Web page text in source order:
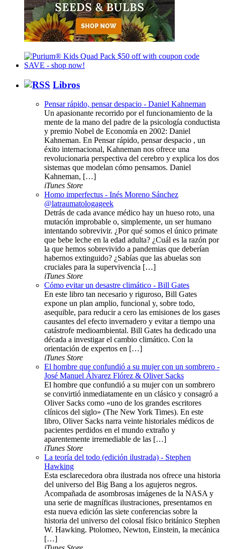
Libros
Pensar rápido, pensar despacio - Daniel Kahneman
Un apasionante recorrido por el funcionamiento de la
mente de la mano del padre de la psicología conductista
y premio Nobel de Economía en 2002: Daniel
Kahneman. En Pensar rápido, pensar despacio , un
éxito internacional, Kahneman nos ofrece una
revolucionaria perspectiva del cerebro y explica los dos
sistemas que modelan cómo pensamos. Daniel
Kahneman, […]
iTunes Store
Homo imperfectus - Inés Moreno Sánchez
@latraumatologageek
Detrás de cada avance médico hay un hueso roto, una
mutación improbable o, simplemente, un ser humano
intentando sobrevivir. ¿Por qué somos el único primate
que bebe leche en la edad adulta? ¿Cuál es la razón por
la que hemos sobrevivido a pandemias que deberían
habernos extinguido? ¿Sabías que las abuelas son
cruciales para la supervivencia […]
iTunes Store
Cómo evitar un desastre climático - Bill Gates
En este libro tan necesario y riguroso, Bill Gates
expone un plan amplio, funcional y, sobre todo,
asequible, para reducir a cero las emisiones de los gases
causantes del efecto invernadero y evitar a tiempo una
catástrofe medioambiental. Bill Gates ha dedicado una
década a investigar el cambio climático. Con la
orientación de expertos en […]
iTunes Store
El hombre que confundió a su mujer con un sombrero -
José Manuel Álvarez Flórez & Oliver Sacks
El hombre que confundió a su mujer con un sombrero
se convirtió inmediatamente en un clásico y consagró a
Oliver Sacks como «uno de los grandes escritores
clínicos del siglo» (The New York Times). En este
libro, Oliver Sacks narra veinte historiales médicos de
pacientes perdidos en el mundo extraño y
aparentemente irremediable de las […]
iTunes Store
La teoría del todo (edición ilustrada) - Stephen
Hawking
Esta esclarecedora obra ilustrada nos ofrece una historia
del universo del Big Bang a los agujeros negros.
Acompañada de asombrosas imágenes de la NASA y
una serie de magníficas ilustraciones, presentamos en
esta nueva edición las siete conferencias sobre la
historia del universo del colosal físico británico Stephen
W. Hawking. Ptolomeo, Newton, Einstein, la mecánica
[…]